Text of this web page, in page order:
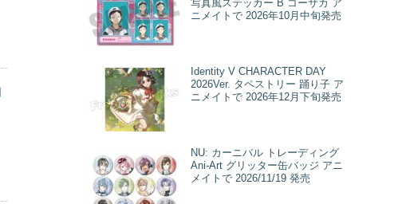
写真風ステッカー B コーサカ ア
ニメイトで 2026年10月中旬発売
Identity V CHARACTER DAY
2026Ver. タペストリー 踊り子 ア
ニメイトで 2026年12月下旬発売
NU: カーニバル トレーディング
Ani-Art グリッター缶バッジ アニ
メイトで 2026/11/19 発売